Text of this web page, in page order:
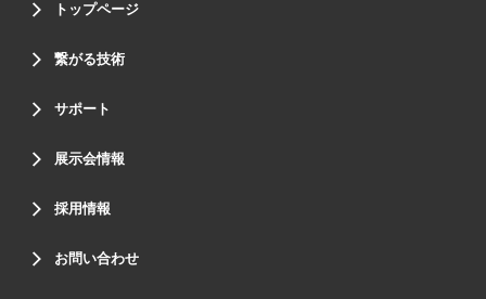
トップページ
繋がる技術
サポート
展示会情報
採用情報
お問い合わせ